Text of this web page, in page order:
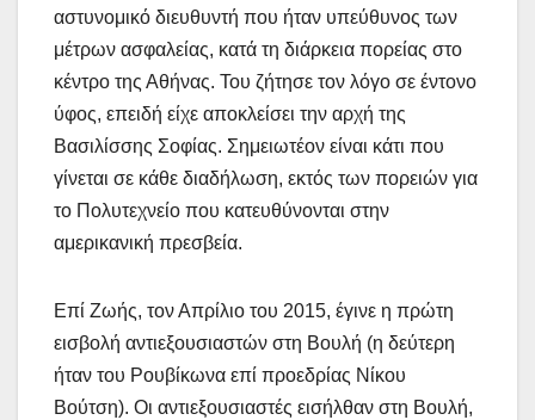
αστυνομικό διευθυντή που ήταν υπεύθυνος των
μέτρων ασφαλείας, κατά τη διάρκεια πορείας στο
κέντρο της Αθήνας. Του ζήτησε τον λόγο σε έντονο
ύφος, επειδή είχε αποκλείσει την αρχή της
Βασιλίσσης Σοφίας. Σημειωτέον είναι κάτι που
γίνεται σε κάθε διαδήλωση, εκτός των πορειών για
το Πολυτεχνείο που κατευθύνονται στην
αμερικανική πρεσβεία.
Επί Ζωής, τον Απρίλιο του 2015, έγινε η πρώτη
εισβολή αντιεξουσιαστών στη Βουλή (η δεύτερη
ήταν του Ρουβίκωνα επί προεδρίας Νίκου
Βούτση). Οι αντιεξουσιαστές εισήλθαν στη Βουλή,